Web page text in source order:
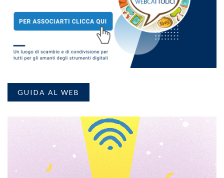
GUIDA AL WEB